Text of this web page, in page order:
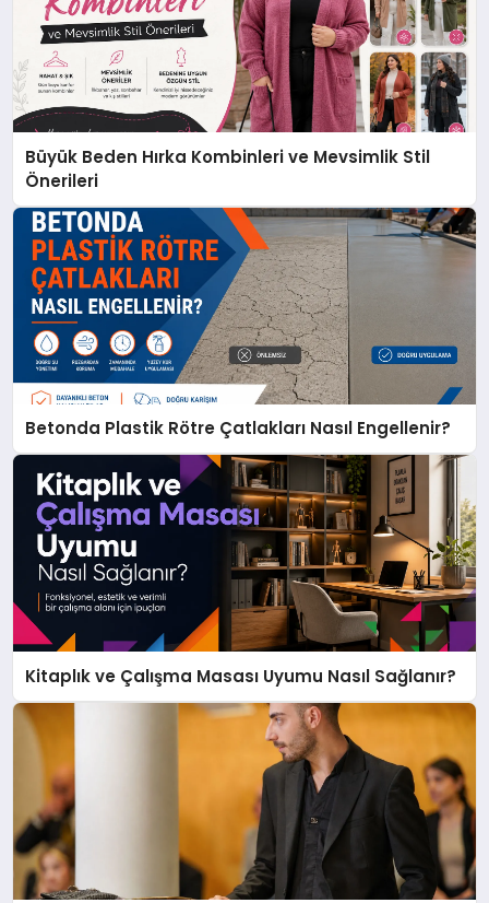
Büyük Beden Hırka Kombinleri ve Mevsimlik Stil
Önerileri
Betonda Plastik Rötre Çatlakları Nasıl Engellenir?
Kitaplık ve Çalışma Masası Uyumu Nasıl Sağlanır?